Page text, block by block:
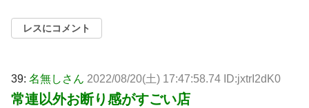
レスにコメント
39: 名無しさん 2022/08/20(土) 17:47:58.74 ID:jxtrI2dK0
常連以外お断り感がすごい店